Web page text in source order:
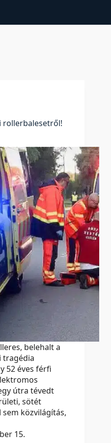
rollerbalesetről!
belehalt a
tragédia
52 éves férfi
útra tévedt
sötét
közvilágítás,
15.